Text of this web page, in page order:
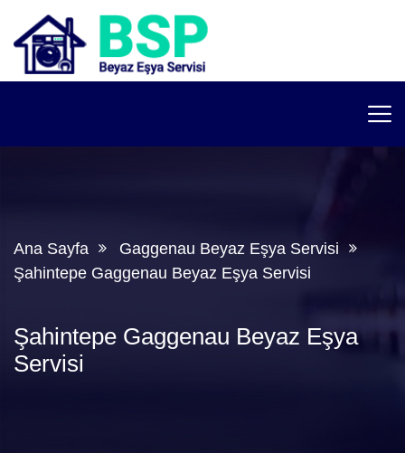
Ana Sayfa
Gaggenau Beyaz Eşya Servisi
Şahintepe Gaggenau Beyaz Eşya Servisi
Şahintepe Gaggenau Beyaz Eşya
Servisi